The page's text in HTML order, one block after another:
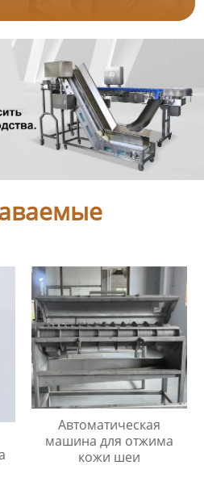
Автоматическая
машина для отжима
кожи шеи